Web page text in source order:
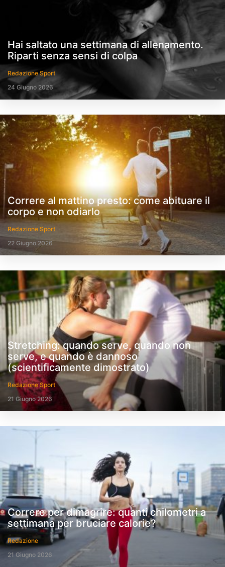
Hai saltato una settimana di allenamento.
Riparti senza sensi di colpa
Redazione Sport
24 Giugno 2026
Correre al mattino presto: come abituare il
corpo e non odiarlo
Redazione Sport
22 Giugno 2026
Stretching: quando serve, quando non
serve, e quando è dannoso
(scientificamente dimostrato)
Redazione Sport
21 Giugno 2026
Correre per dimagrire: quanti chilometri a
settimana per bruciare calorie?
Redazione
21 Giugno 2026